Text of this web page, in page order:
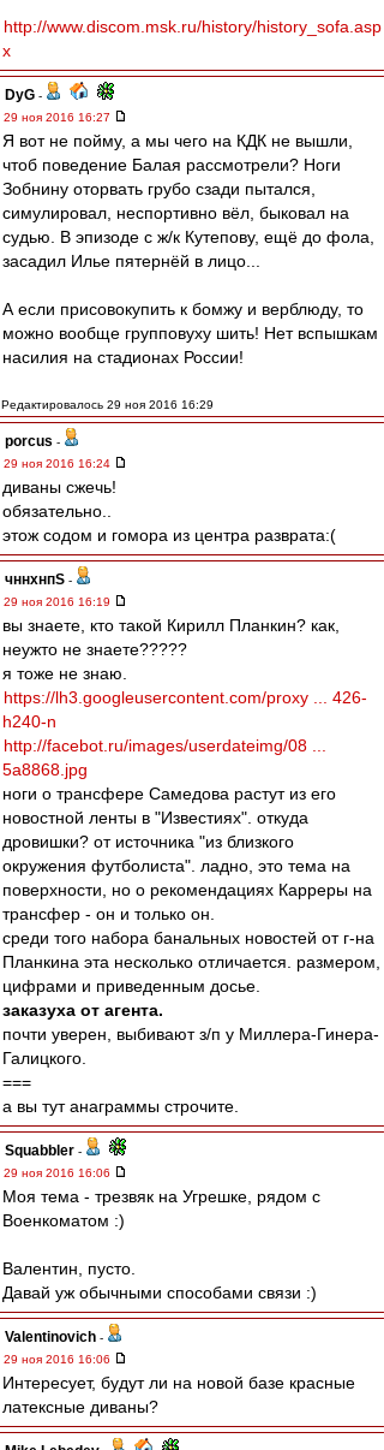
http://www.discom.msk.ru/history/history_sofa.asp
x
DyG -
29 ноя 2016 16:27
Я вот не пойму, а мы чего на КДК не вышли,
чтоб поведение Балая рассмотрели? Ноги
Зобнину оторвать грубо сзади пытался,
симулировал, неспортивно вёл, быковал на
судью. В эпизоде с ж/к Кутепову, ещё до фола,
засадил Илье пятернёй в лицо...
А если присовокупить к бомжу и верблюду, то
можно вообще групповуху шить! Нет вспышкам
насилия на стадионах России!
Редактировалось 29 ноя 2016 16:29
porcus -
29 ноя 2016 16:24
диваны сжечь!
обязательно..
этож содом и гомора из центра разврата:(
чннхнпS -
29 ноя 2016 16:19
вы знаете, кто такой Кирилл Планкин? как,
неужто не знаете?????
я тоже не знаю.
https://lh3.googleusercontent.com/proxy ... 426-
h240-n
http://facebot.ru/images/userdateimg/08 ...
5a8868.jpg
ноги о трансфере Самедова растут из его
новостной ленты в "Известиях". откуда
дровишки? от источника "из близкого
окружения футболиста". ладно, это тема на
поверхности, но о рекомендациях Карреры на
трансфер - он и только он.
среди того набора банальных новостей от г-на
Планкина эта несколько отличается. размером,
цифрами и приведенным досье.
заказуха от агента.
почти уверен, выбивают з/п у Миллера-Гинера-
Галицкого.
===
а вы тут анаграммы строчите.
Squabbler -
29 ноя 2016 16:06
Моя тема - трезвяк на Угрешке, рядом с
Военкоматом :)
Валентин, пусто.
Давай уж обычными способами связи :)
Valentinovich -
29 ноя 2016 16:06
Интересует, будут ли на новой базе красные
латексные диваны?